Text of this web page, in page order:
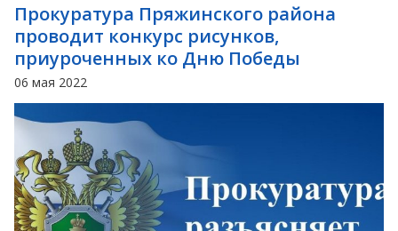
Прокуратура Пряжинского района
проводит конкурс рисунков,
приуроченных ко Дню Победы
06 мая 2022